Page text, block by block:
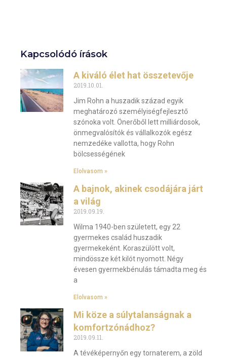
Kapcsolódó írások
A kiváló élet hat összetevője
2019.10.01.
Jim Rohn a huszadik század egyik
meghatározó személyiségfejlesztő
szónoka volt. Önerőből lett milliárdosok,
önmegvalósítók és vállalkozók egész
nemzedéke vallotta, hogy Rohn
bölcsességének
Elolvasom »
A bajnok, akinek csodájára járt
a világ
2019.09.19.
Wilma 1940-ben született, egy 22
gyermekes család huszadik
gyermekeként. Koraszülött volt,
mindössze két kilót nyomott. Négy
évesen gyermekbénulás támadta meg és
a
Elolvasom »
Mi köze a súlytalanságnak a
komfortzónádhoz?
2019.09.11.
A tévéképernyőn egy tornaterem, a zöld